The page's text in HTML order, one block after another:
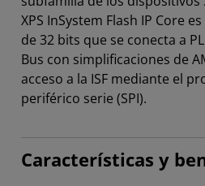
XPS InSystem Flash IP Core
de 32 bits que se conecta a
Bus con simplificaciones de
acceso a la ISF mediante el
periférico serie (SPI).
Características y